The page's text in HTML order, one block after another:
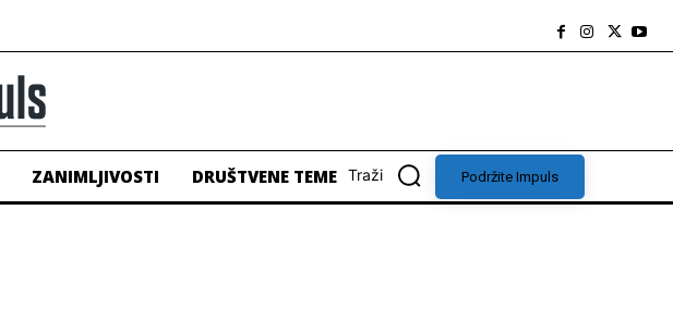
ZANIMLJIVOSTI DRUŠTVENE TEME Traži Podržite Impuls